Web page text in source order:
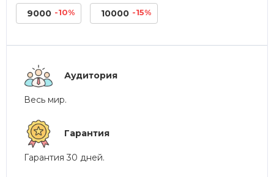
9000 -10% 10000 -15%
Аудитория
Весь мир.
Гарантия
Гарантия 30 дней.